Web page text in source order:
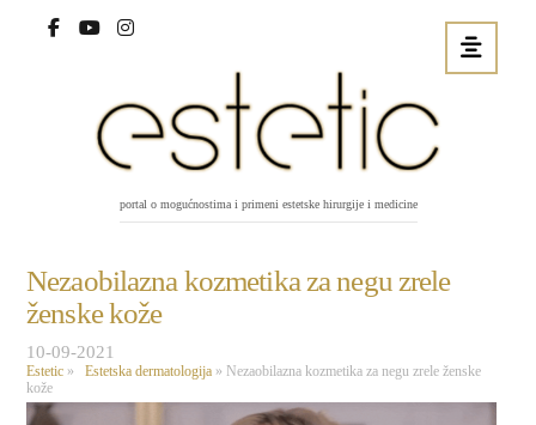
portal o mogućnostima i primeni estetske hirurgije i medicine
Nezaobilazna kozmetika za negu zrele
ženske kože
10-09-2021
Estetic » Estetska dermatologija » Nezaobilazna kozmetika za negu zrele ženske
kože